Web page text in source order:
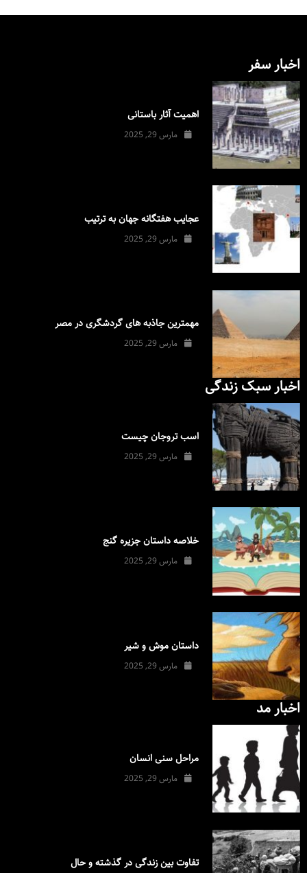
اخبار سفر
اهمیت آثار باستانی
مارس 29, 2025
عجایب هفتگانه جهان به ترتیب
مارس 29, 2025
مهمترین جاذبه های گردشگری در مصر
مارس 29, 2025
اخبار سبک زندگی
اسب تروجان چیست
مارس 29, 2025
خلاصه داستان جزیره گنج
مارس 29, 2025
داستان موش و شیر
مارس 29, 2025
اخبار مد
مراحل سنی انسان
مارس 29, 2025
تفاوت بین زندگی در گذشته و حال